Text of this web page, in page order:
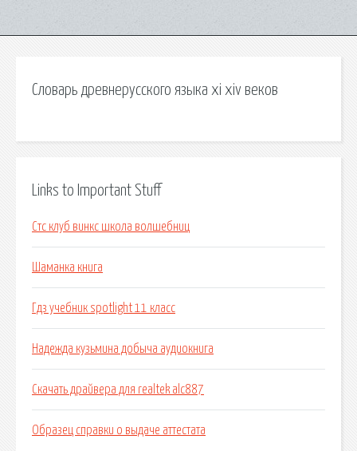
Словарь древнерусского языка xi xiv веков
Links to Important Stuff
Стс клуб винкс школа волшебниц
Шаманка книга
Гдз учебник spotlight 11 класс
Надежда кузьмина добыча аудиокнига
Скачать драйвера для realtek alc887
Образец справки о выдаче аттестата